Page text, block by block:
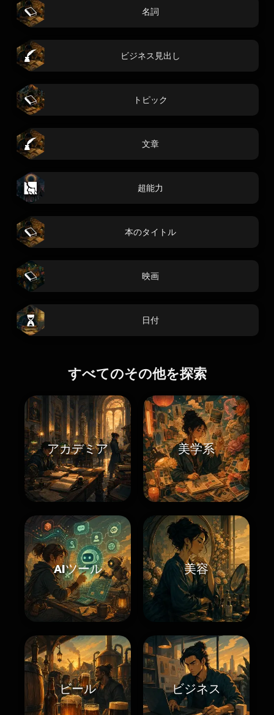
名詞
ビジネス見出し
トピック
文章
超能力
本のタイトル
映画
日付
すべてのその他を探索
アカデミア 美学系
AIツール 美容
ビール ビジネス